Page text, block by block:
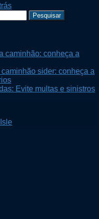
caminhão: conheça a
sider: conheça a
Evite multas e sinistros